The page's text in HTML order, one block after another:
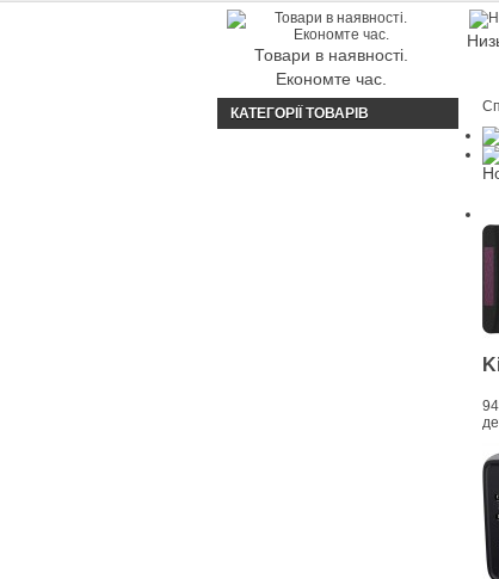
Товари в наявності.
Економте час.
КАТЕГОРІЇ ТОВАРІВ